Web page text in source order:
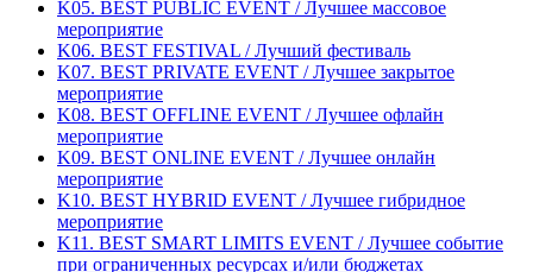
K05. BEST PUBLIC EVENT / Лучшее массовое
мероприятие
K06. BEST FESTIVAL / Лучший фестиваль
K07. BEST PRIVATE EVENT / Лучшее закрытое
мероприятие
K08. BEST OFFLINE EVENT / Лучшее офлайн
мероприятие
K09. BEST ONLINE EVENT / Лучшее онлайн
мероприятие
K10. BEST HYBRID EVENT / Лучшее гибридное
мероприятие
K11. BEST SMART LIMITS EVENT / Лучшее событие
при ограниченных ресурсах и/или бюджетах